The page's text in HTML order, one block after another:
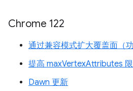
Chrome 122
通过兼容模式扩大覆盖面（
提高 maxVertexAttributes
Dawn 更新